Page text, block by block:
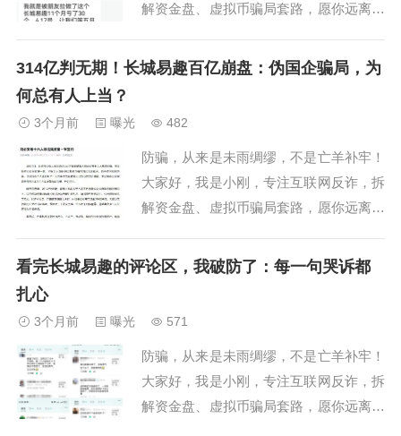
解资金盘、虚拟币骗局套路，愿你远离陷
在为长城易趣亏损揪心的受害者们，一定
要进行第二轮...
314亿判无期！长城易趣百亿崩盘：伪国企骗局，为
何总有人上当？
3个月前 曝光 482
防骗，从来是未雨绸缪，不是亡羊补牢！
大家好，我是小刚，专注互联网反诈，拆
解资金盘、虚拟币骗局套路，愿你远离陷
中院一审重磅宣判：中战华信实控人刘必
年...
看完长城易趣的评论区，我破防了：每一句哭诉都
扎心
3个月前 曝光 571
防骗，从来是未雨绸缪，不是亡羊补牢！
大家好，我是小刚，专注互联网反诈，拆
解资金盘、虚拟币骗局套路，愿你远离陷